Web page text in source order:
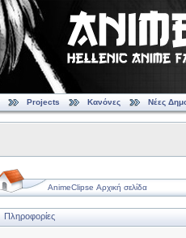
Projects Κανόνες Νέες
AnimeClipse Αρχική σελίδα
Πληροφορίες